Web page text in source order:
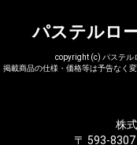
パステルロ
copyright (c) パステル
掲載商品の仕様・価格等は予告なく
株
〒 593-